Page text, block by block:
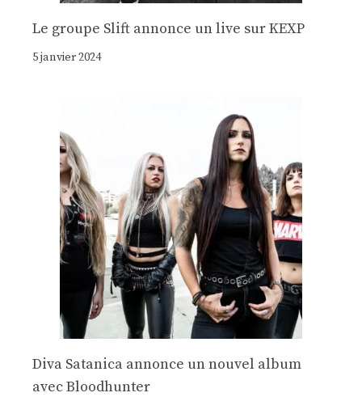
Le groupe Slift annonce un live sur KEXP
5 janvier 2024
Diva Satanica annonce un nouvel album
avec Bloodhunter